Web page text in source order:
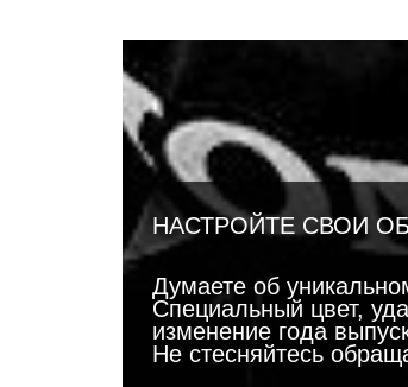
НАСТРОЙТЕ СВОИ
Думаете об
Специальный цвет,
изменение года
Не стесняйтесь